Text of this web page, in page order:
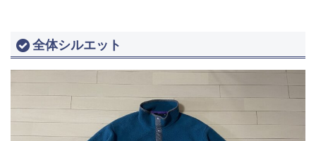
全体シルエット